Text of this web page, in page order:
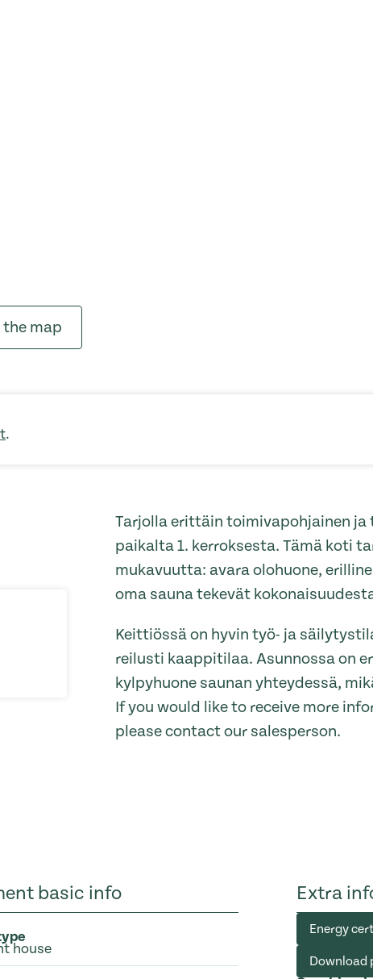
map
.
Tarjolla erittäin toimivapohjainen ja
paikalta 1. kerroksesta. Tämä koti
mukavuutta: avara olohuone,
oma sauna tekevät
Keittiössä on hyvin työ- ja
reilusti kaappitilaa. Asunnossa on
kylpyhuone saunan yhteydessä,
If you would like to receive more
please contact our salesperson.
basic info
house
Extra
Energy
Download